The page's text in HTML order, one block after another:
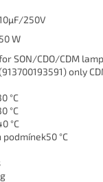
250V
50 W
SON/CDO/CDM
only
°C
°C
°C
podmínek50 °C